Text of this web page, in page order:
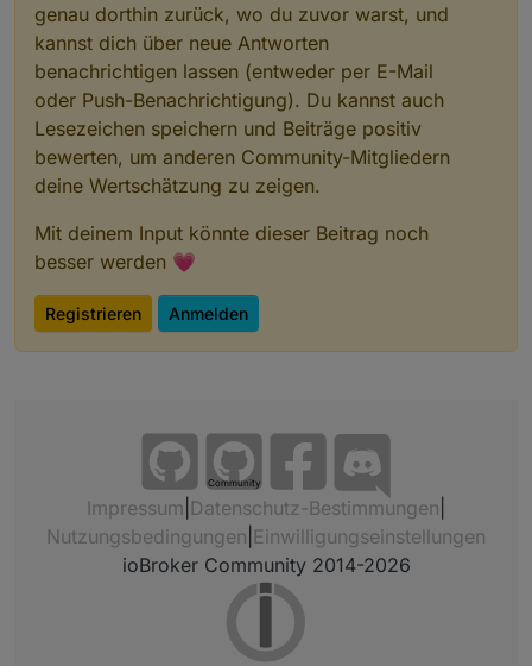
genau dorthin zurück, wo du zuvor warst, und
kannst dich über neue Antworten
benachrichtigen lassen (entweder per E-Mail
oder Push-Benachrichtigung). Du kannst auch
Lesezeichen speichern und Beiträge positiv
bewerten, um anderen Community-Mitgliedern
deine Wertschätzung zu zeigen.
Mit deinem Input könnte dieser Beitrag noch
besser werden 💗
Registrieren Anmelden
Community
Impressum Datenschutz-Bestimmungen
Nutzungsbedingungen Einwilligungseinstellungen
ioBroker Community 2014-2026